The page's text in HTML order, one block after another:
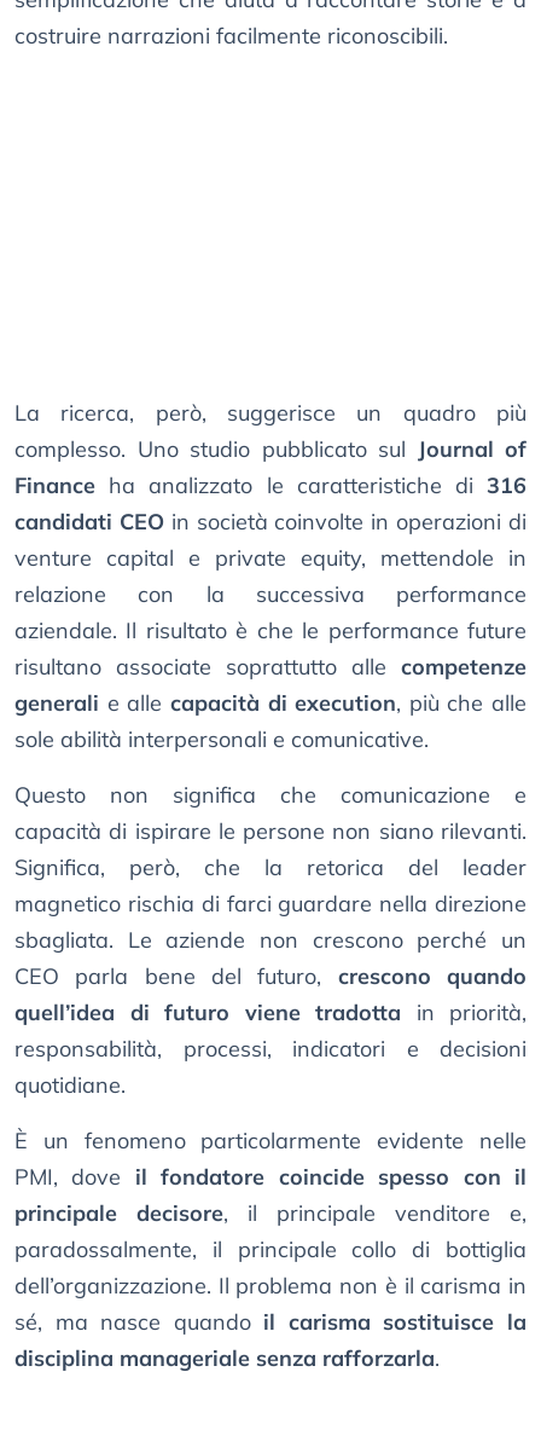
costruire narrazioni facilmente riconoscibili.
La ricerca, però, suggerisce un quadro più
complesso. Uno studio pubblicato sul Journal of
Finance ha analizzato le caratteristiche di 316
candidati CEOin società coinvolte in operazioni di
venture capital e private equity, mettendole in
relazione con la successiva performance
aziendale. Il risultato è che le performance future
risultano associate soprattutto alle competenze
generali e alle capacità di execution, più che alle
sole abilità interpersonali e comunicative.
Questo non significa che comunicazione e
capacità di ispirare le persone non siano rilevanti.
Significa, però, che la retorica del leader
magnetico rischia di farci guardare nella direzione
sbagliata. Le aziende non crescono perché un
CEO parla bene del futuro, crescono quando
quell’idea di futuro viene tradotta in priorità,
responsabilità, processi, indicatori e decisioni
quotidiane.
È un fenomeno particolarmente evidente nelle
PMI, dove il fondatore coincide spesso con il
principale decisore, il principale venditore e,
paradossalmente, il principale collo di bottiglia
dell’organizzazione. Il problema non è il carisma in
sé, ma nasce quando il carisma sostituisce la
disciplina manageriale senza rafforzarla.